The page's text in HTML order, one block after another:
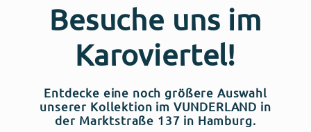
Besuche uns im
Karoviertel!
Entdecke eine noch größere Auswahl
unserer Kollektion im VUNDERLAND in
der Marktstraße 137 in Hamburg.